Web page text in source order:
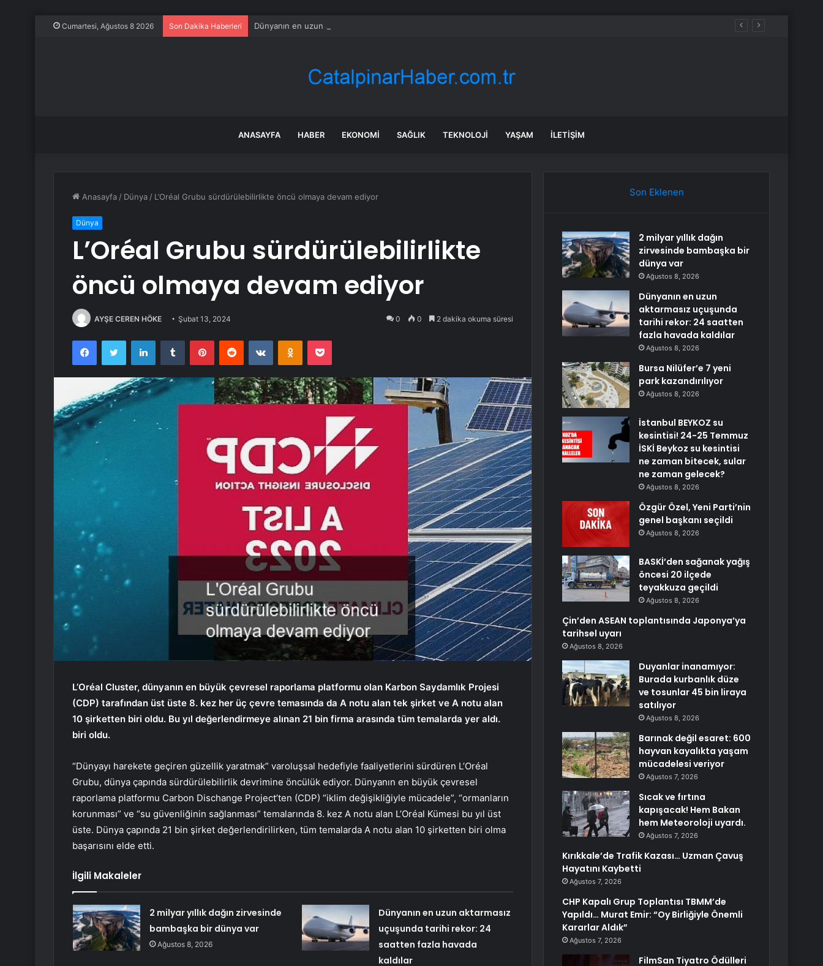
Cumartesi, Ağustos 8 2026 Son Dakika Haberleri Dünyanın en uzun aktarmasız uçuşunda tarihi rekor: 24 saatten fazla havada kaldılar
ANASAYFA HABER EKONOMI SAĞLIK TEKNOLOJI YAŞAM İLETIŞIM
Anasayfa / Dünya / L’Oréal Grubu sürdürülebilirlikte öncü olmaya devam ediyor
Dünya
L’Oréal Grubu sürdürülebilirlikte
öncü olmaya devam ediyor
AYŞE CEREN HÖKE Şubat 13, 2024 0 0 2 dakika okuma süresi
FacebookTwitter LinkedInTumblr PinterestReddit VKontakteOdnoklassniki
Pocket
L’Oréal Cluster, dünyanın en büyük çevresel raporlama platformu olan Karbon Saydamlık Projesi
(CDP) tarafından üst üste 8. kez her üç çevre temasında da A notu alan tek şirket ve A notu alan
10 şirketten biri oldu. Bu yıl değerlendirmeye alınan 21 bin firma arasında tüm temalarda yer aldı.
biri oldu.
“Dünyayı harekete geçiren güzellik yaratmak” varoluşsal hedefiyle faaliyetlerini sürdüren L’Oréal
Grubu, dünya çapında sürdürülebilirlik devrimine öncülük ediyor. Dünyanın en büyük çevresel
raporlama platformu Carbon Dischange Project’ten (CDP) “iklim değişikliğiyle mücadele”, “ormanların
korunması” ve “su güvenliğinin sağlanması” temalarında 8. kez A notu alan L’Oréal Kümesi bu yıl üst
üste. Dünya çapında 21 bin şirket değerlendirilirken, tüm temalarda A notu alan 10 şirketten biri olma
başarısını elde etti.
İlgili Makaleler
2 milyar yıllık dağın zirvesinde
bambaşka bir dünya var
Ağustos 8, 2026
Dünyanın en uzun aktarmasız
uçuşunda tarihi rekor: 24
saatten fazla havada
kaldılar
Son Eklenen
2 milyar yıllık dağın
zirvesinde bambaşka bir
dünya var
Ağustos 8, 2026
Dünyanın en uzun
aktarmasız uçuşunda
tarihi rekor: 24 saatten
fazla havada kaldılar
Ağustos 8, 2026
Bursa Nilüfer’e 7 yeni
park kazandırılıyor
Ağustos 8, 2026
İstanbul BEYKOZ su
kesintisi! 24-25 Temmuz
İSKİ Beykoz su kesintisi
ne zaman bitecek, sular
ne zaman gelecek?
Ağustos 8, 2026
Özgür Özel, Yeni Parti’nin
genel başkanı seçildi
Ağustos 8, 2026
BASKİ’den sağanak yağış
öncesi 20 ilçede
teyakkuza geçildi
Ağustos 8, 2026
Çin’den ASEAN toplantısında Japonya’ya
tarihsel uyarı
Ağustos 8, 2026
Duyanlar inanamıyor:
Burada kurbanlık düze
ve tosunlar 45 bin liraya
satılıyor
Ağustos 8, 2026
Barınak değil esaret: 600
hayvan kayalıkta yaşam
mücadelesi veriyor
Ağustos 7, 2026
Sıcak ve fırtına
kapışacak! Hem Bakan
hem Meteoroloji uyardı.
Ağustos 7, 2026
Kırıkkale’de Trafik Kazası… Uzman Çavuş
Hayatını Kaybetti
Ağustos 7, 2026
CHP Kapalı Grup Toplantısı TBMM’de
Yapıldı… Murat Emir: “Oy Birliğiyle Önemli
Kararlar Aldık”
Ağustos 7, 2026
FilmSan Tiyatro Ödülleri